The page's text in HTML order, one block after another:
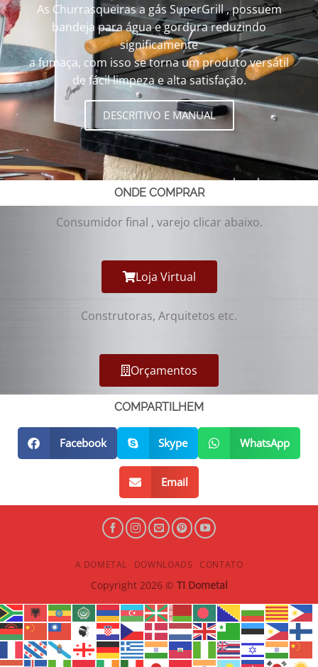
As Churrasqueiras a gás SuperGrill , possuem
bandeja para água e gordura reduzindo
significamente
a fumaça, com isso se torna um produto versátil
de fácil limpeza e alta satisfação.
DESCRITIVO E MANUAL
ONDE COMPRAR
Consumidor final , varejo clicar abaixo.
Loja Virtual
Construtoras, Arquitetos etc.
Orçamentos
COMPARTILHEM
Facebook Skype WhatsApp
Email
A DOMETAL DOWNLOADS CONTATO
Copyright 2026 © TI Dometal